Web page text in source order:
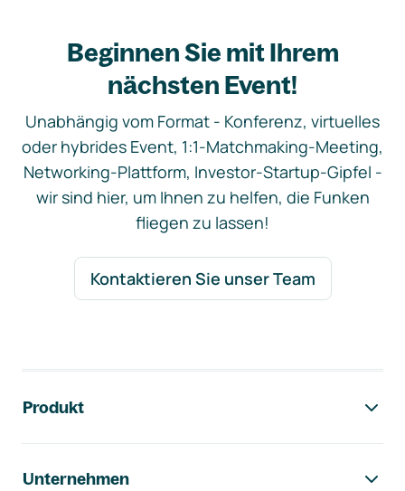
Beginnen Sie mit Ihrem
nächsten Event!
Unabhängig vom Format - Konferenz, virtuelles
oder hybrides Event, 1:1-Matchmaking-Meeting,
Networking-Plattform, Investor-Startup-Gipfel -
wir sind hier, um Ihnen zu helfen, die Funken
fliegen zu lassen!
Kontaktieren Sie unser Team
Produkt
Unternehmen